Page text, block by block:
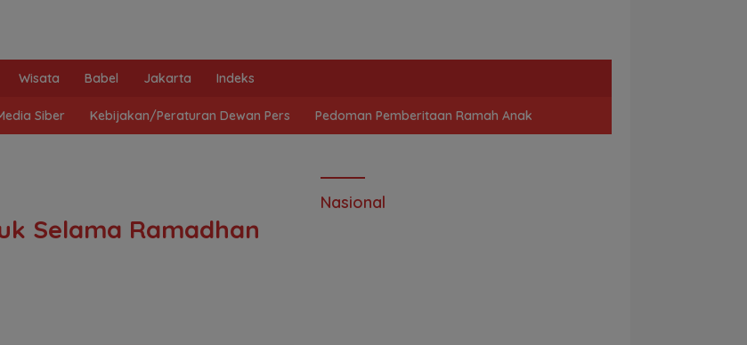
Wisata Babel Jakarta Indeks
Siber Kebijakan/Peraturan Dewan Pers Pedoman Pemberitaan Ramah Anak
Selama Ramadhan
Nasional